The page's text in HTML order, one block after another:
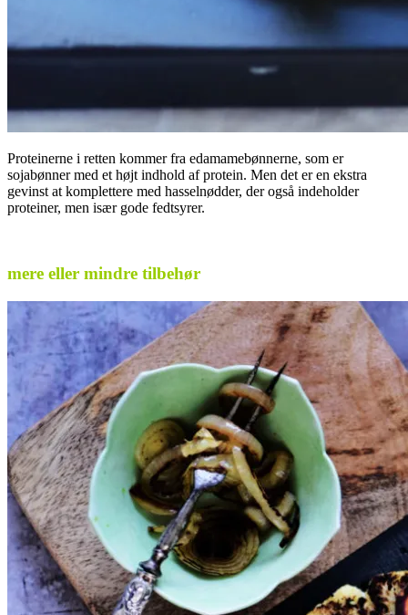
Proteinerne i retten kommer fra edamamebønnerne, som er
sojabønner med et højt indhold af protein. Men det er en ekstra
gevinst at komplettere med hasselnødder, der også indeholder
proteiner, men især gode fedtsyrer.
mere eller mindre tilbehør